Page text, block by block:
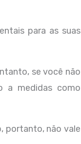
para as suas
se você não
a medidas como
portanto, não vale